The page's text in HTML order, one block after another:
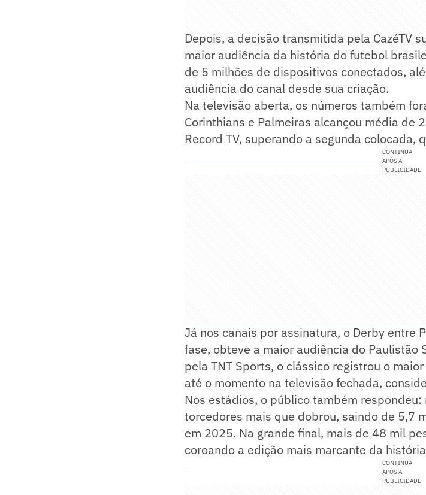
Depois, a decisão transmitida pela CazéTV
maior audiência da história do futebol
de 5 milhões de dispositivos conectados,
audiência do canal desde sua criação.
Na televisão aberta, os números também
Corinthians e Palmeiras alcançou média de
Record TV, superando a segunda colocada,
CONTINUA
APÓS A
PUBLICIDADE
Já nos canais por assinatura, o Derby entre
fase, obteve a maior audiência do
pela TNT Sports, o clássico registrou o
até o momento na televisão fechada,
Nos estádios, o público também
torcedores mais que dobrou, saindo de 5,7
em 2025. Na grande final, mais de 48 mil
coroando a edição mais marcante da
CONTINUA
APÓS A
PUBLICIDADE